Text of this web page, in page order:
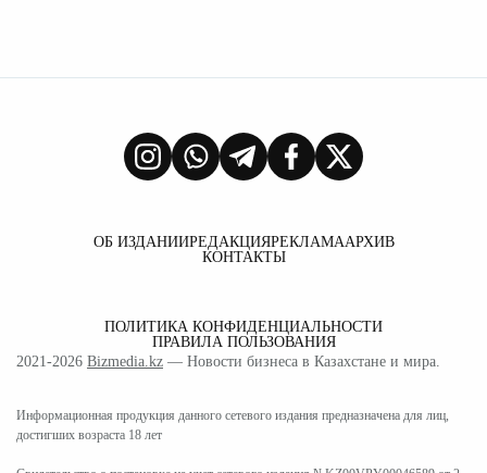
ОБ ИЗДАНИИРЕДАКЦИЯРЕКЛАМААРХИВ
КОНТАКТЫ
ПОЛИТИКА КОНФИДЕНЦИАЛЬНОСТИ
ПРАВИЛА ПОЛЬЗОВАНИЯ
2021-2026 Bizmedia.kz — Новости бизнеса в Казахстане и мира.
Информационная продукция данного сетевого издания предназначена для лиц,
достигших возраста 18 лет